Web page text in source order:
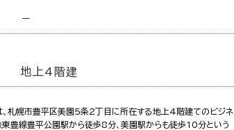
－
地上4階建
は、札幌市豊平区美園5条2丁目に所在する地上4階建てのビジネ
東豊線豊平公園駅から徒歩8分、美園駅からも徒歩10分という